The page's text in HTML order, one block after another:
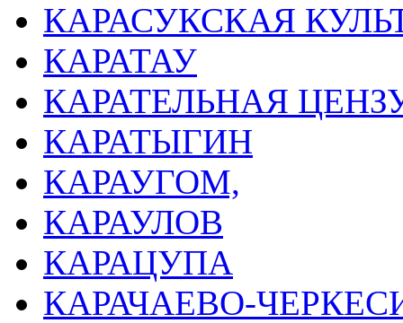
КАРАСУКСКАЯ
КАРАТАУ
КАРАТЕЛЬНАЯ
КАРАТЫГИН
КАРАУГОМ,
КАРАУЛОВ
КАРАЦУПА
КАРАЧАЕВО-